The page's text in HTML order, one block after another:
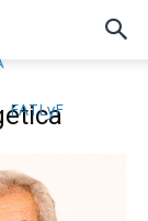
FATLyF